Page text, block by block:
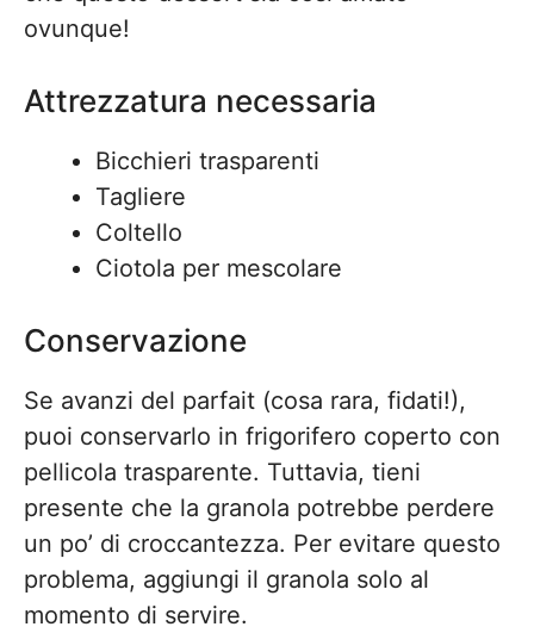
ovunque!
Attrezzatura necessaria
Bicchieri trasparenti
Tagliere
Coltello
Ciotola per mescolare
Conservazione
Se avanzi del parfait (cosa rara, fidati!),
puoi conservarlo in frigorifero coperto con
pellicola trasparente. Tuttavia, tieni
presente che la granola potrebbe perdere
un po’ di croccantezza. Per evitare questo
problema, aggiungi il granola solo al
momento di servire.